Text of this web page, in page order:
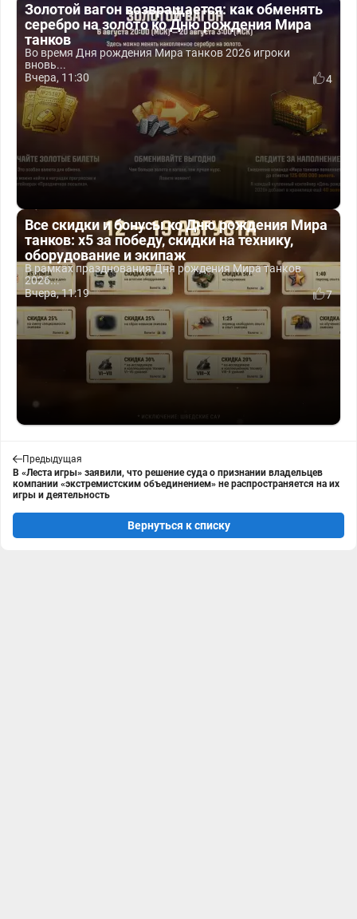
Золотой вагон возвращается: как обменять
серебро на золото ко Дню рождения Мира
танков
Во время Дня рождения Мира танков 2026 игроки
вновь...
Вчера, 11:30
4
Все скидки и бонусы ко Дню рождения Мира
танков: x5 за победу, скидки на технику,
оборудование и экипаж
В рамках празднования Дня рождения Мира танков
2026...
Вчера, 11:19
7
Предыдущая
В «Леста игры» заявили, что решение суда о признании владельцев
компании «экстремистским объединением» не распространяется на их
игры и деятельность
Вернуться к списку